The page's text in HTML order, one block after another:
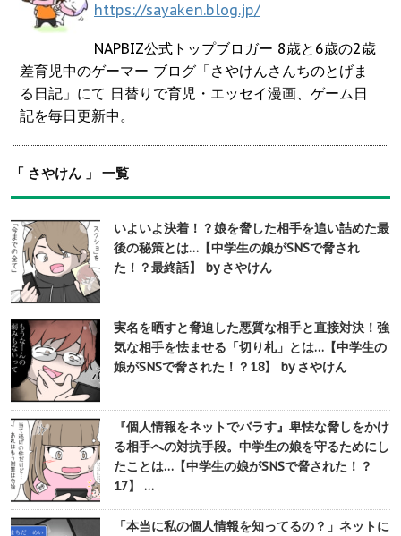
https://sayaken.blog.jp/
NAPBIZ公式トップブロガー 8歳と6歳の2歳
差育児中のゲーマー ブログ「さやけんさんちのとげま
る日記」にて 日替りで育児・エッセイ漫画、ゲーム日
記を毎日更新中。
「 さやけん 」 一覧
いよいよ決着！？娘を脅した相手を追い詰めた最
後の秘策とは…【中学生の娘がSNSで脅され
た！？最終話】 by さやけん
実名を晒すと脅迫した悪質な相手と直接対決！強
気な相手を怯ませる「切り札」とは…【中学生の
娘がSNSで脅された！？18】 by さやけん
『個人情報をネットでバラす』卑怯な脅しをかけ
る相手への対抗手段。中学生の娘を守るためにし
たことは…【中学生の娘がSNSで脅された！？
17】 …
「本当に私の個人情報を知ってるの？」ネットに